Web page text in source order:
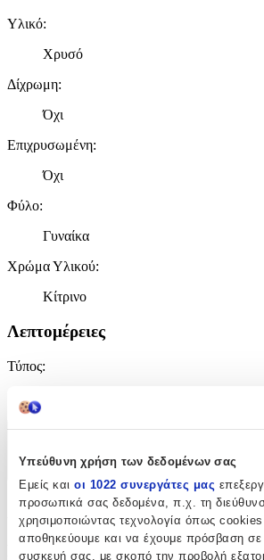
Υπεύθυνη χρήση των δεδομένων σας
Εμείς και οι 1022 συνεργάτες μας
προσωπικά σας δεδομένα, π.χ. τη
χρησιμοποιώντας τεχνολογία όπως
αποθηκεύουμε και να έχουμε πρόσβαση σε
συσκευή σας, με σκοπό την προβολή
Υλικό:
Χρυσό
Δίχρωμη:
Όχι
Επιχρυσωμένη:
Όχι
Φύλο:
Γυναίκα
Χρώμα Υλικού:
Κίτρινο
Λεπτομέρειες
Τύπος:
Χαρακτηριστικά
Βασικά Χαρακτηριστικά